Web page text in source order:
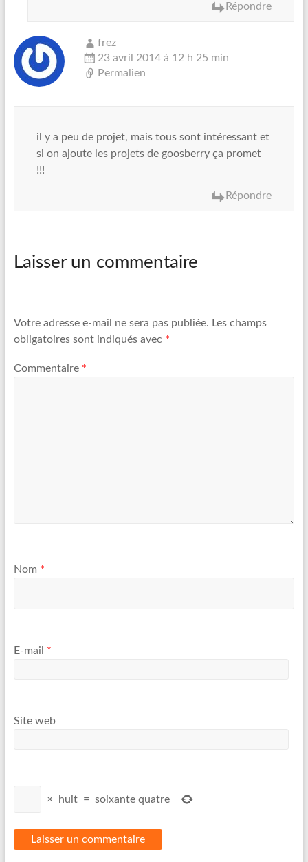
Répondre
frez
23 avril 2014 à 12 h 25 min
Permalien
il y a peu de projet, mais tous sont intéressant et
si on ajoute les projets de goosberry ça promet
!!!
Répondre
Laisser un commentaire
Votre adresse e-mail ne sera pas publiée. Les champs
obligatoires sont indiqués avec *
Commentaire *
Nom *
E-mail *
Site web
× huit = soixante quatre